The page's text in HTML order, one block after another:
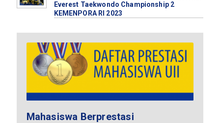
Everest Taekwondo Championship 2
KEMENPORA RI 2023
Mahasiswa Berprestasi